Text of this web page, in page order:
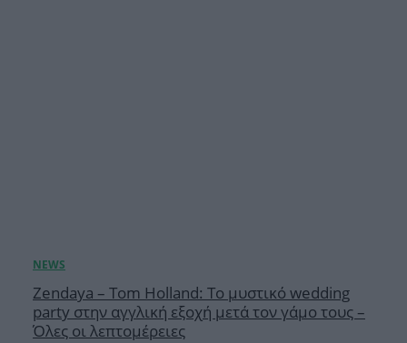
Zendaya – Tom Holland: Το μυστικό wedding
party στην αγγλική εξοχή μετά τον γάμο τους –
Όλες οι λεπτομέρειες